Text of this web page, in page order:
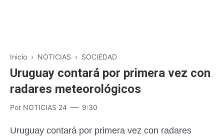
Inicio › NOTICIAS › SOCIEDAD
Uruguay contará por primera vez con
radares meteorológicos
Por NOTICIAS 24 9:30
Uruguay contará por primera vez con radares